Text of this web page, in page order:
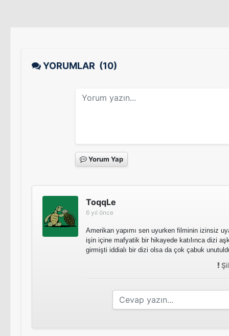
YORUMLAR (10)
Yorum Yap
ToqqLe
6 yıl önce
Amerikan yapımı sen uyurken filminin izinsiz
işin içine mafyatik bir hikayede katılınca dizi
girmişti iddialı bir dizi olsa da çok çabuk